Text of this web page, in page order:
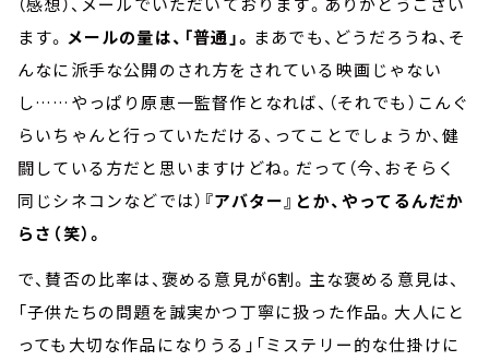
ます。 メールの量は、「普通」。 まあでも、どうだろうね、そ
んなに派手な公開のされ方をされている映画じゃない
し……やっぱり原恵一監督作となれば、（それでも）こんぐ
らいちゃんと行っていただける、ってことでしょうか、健
闘している方だと思いますけどね。だって（今、おそらく
同じシネコンなどでは） 『アバター』とか、やってるんだか
らさ（笑）。
で、賛否の比率は、褒める意見が6割。主な褒める意見は、
「子供たちの問題を誠実かつ丁寧に扱った作品。大人にと
っても大切な作品になりうる」「ミステリー的な仕掛けに